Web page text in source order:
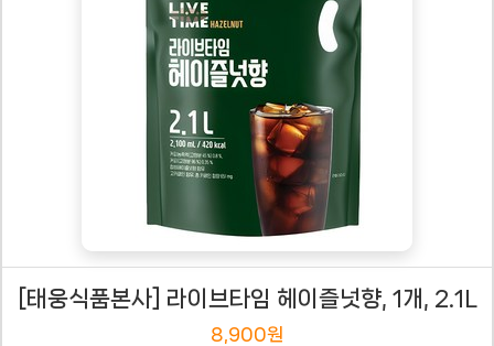
[태웅식품본사] 라이브타임 헤이즐넛향, 1개, 2.1L
8,900원